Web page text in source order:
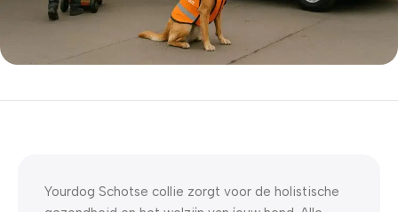
5% korting met code
Yourdog Schotse collie zorgt voor de holistische